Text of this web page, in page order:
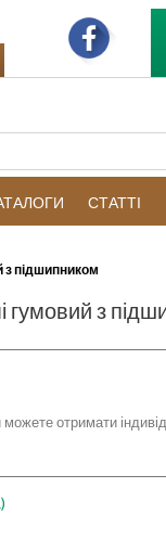
СТАТТІ
з підшипником
з
отримати